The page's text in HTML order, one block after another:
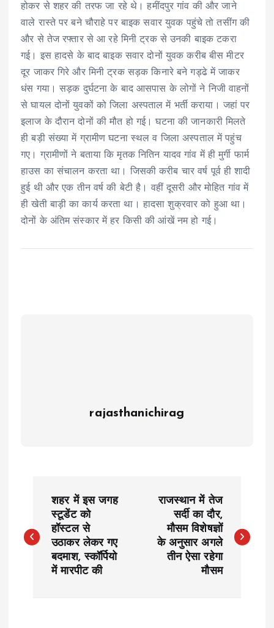
होकर से शहर की तरफ जा रहे थे। हमींदपुर गांव की और जाने
वाले रास्ते पर बने चौराहे पर बाइक सवार युवक पहुंचे तो तसींग की
और से तेज रफ्तार से आ रहे मिनी ट्रक से उनकी बाइक टकरा
गई। इस हादसे के बाद बाइक सवार दोनों युवक करीब बीस मीटर
दूर जाकर गिरे और मिनी ट्रक सड़क किनारे बने गड्ढे में जाकर
धंस गया। सड़क दुर्घटना के बाद आसपास के लोगों ने निजी वाहनों
से घायल दोनों युवकों को जिला अस्पताल में भर्ती कराया। जहां पर
इलाज के दौरान दोनों की मौत हो गई। घटना की जानकारी मिलते
ही बड़ी संख्या में ग्रामीण घटना स्थल व जिला अस्पताल में पहुंच
गए। ग्रामीणों ने बताया कि मृतक नितिन यादव गांव में ही मुर्गी फार्म
हाउस का संचालन करता था। जिसकी करीब चार वर्ष पूर्व ही शादी
हुई थी और एक तीन वर्ष की बेटी है। वहीं दूसरी और मोहित गांव में
ही खेती बाड़ी का कार्य करता था। हादसा शुक्रवार को हुआ था।
दोनों के अंतिम संस्कार में हर किसी की आंखें नम हो गई।
rajasthanichirag
s
शहर में इस जगह
स्टूडेंट को
हॉस्टल से
उठाकर लेकर गए
बदमाश, स्कॉर्पियो
में मारपीट की
राजस्थान में तेज
सर्दी का दौर,
मौसम विशेषज्ञों
के अनुसार अगले
तीन ऐसा रहेगा
मौसम